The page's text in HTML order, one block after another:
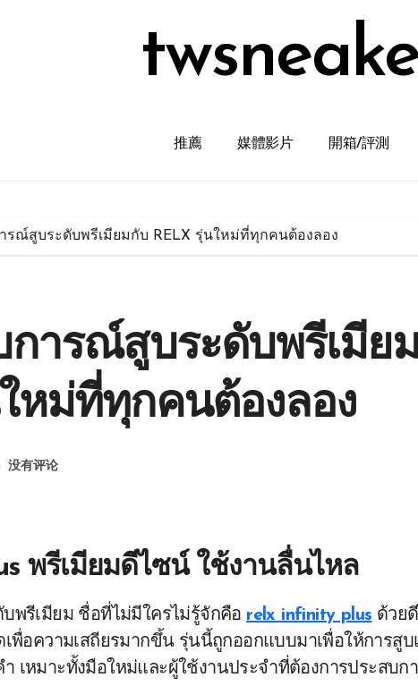
推薦 媒體影片 開箱/評測
รณ์สูบระดับพรีเมียมกับ RELX รุ่นใหม่ที่ทุกคนต้องลอง
การณ์สูบระดับพรีเมีย
หม่ที่ทุกคนต้องลอง
没有评论
พรีเมียมดีไซน์ ใช้งานลื่นไหล
พรีเมียม ชื่อที่ไม่มีใครไม่รู้จักคือ relx infinity plus ด้วย
พื่อความเสถียรมากขึ้น รุ่นนี้ถูกออกแบบมาเพื่อให้การสูบ
เหมาะทั้งมือใหม่และผู้ใช้งานประจำที่ต้องการประสบ